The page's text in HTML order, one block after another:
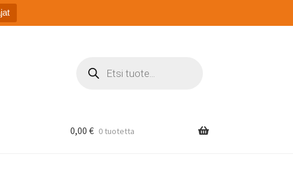
search
0,00 € 0 tuotetta